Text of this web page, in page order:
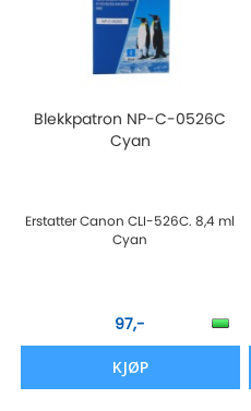
Blekkpatron NP-C-0526C
Cyan
Erstatter Canon CLI-526C. 8,4 ml
Cyan
97,-
KJØP